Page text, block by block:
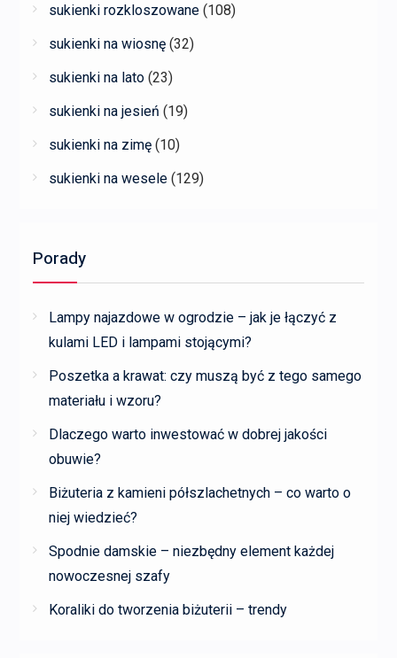
sukienki rozkloszowane (108)
sukienki na wiosnę (32)
sukienki na lato (23)
sukienki na jesień (19)
sukienki na zimę (10)
sukienki na wesele (129)
Porady
Lampy najazdowe w ogrodzie – jak je łączyć z
kulami LED i lampami stojącymi?
Poszetka a krawat: czy muszą być z tego samego
materiału i wzoru?
Dlaczego warto inwestować w dobrej jakości
obuwie?
Biżuteria z kamieni półszlachetnych – co warto o
niej wiedzieć?
Spodnie damskie – niezbędny element każdej
nowoczesnej szafy
Koraliki do tworzenia biżuterii – trendy